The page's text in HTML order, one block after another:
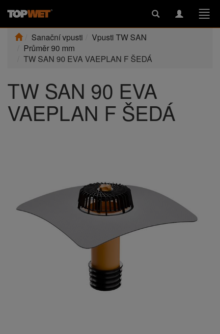
Toggle
Toggle
Sanační vpusti
Vpusti TW SAN
Průměr 90 mm
TW SAN 90 EVA VAEPLAN F ŠEDÁ
TW SAN 90 EVA
VAEPLAN F ŠEDÁ